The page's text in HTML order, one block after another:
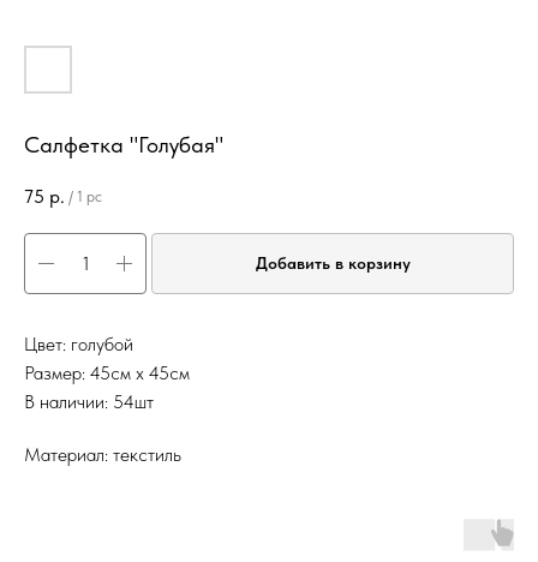
Салфетка "Голубая"
75 р. / 1 pc
Добавить в корзину
Цвет: голубой
Размер: 45см х 45см
В наличии: 54шт
Материал: текстиль